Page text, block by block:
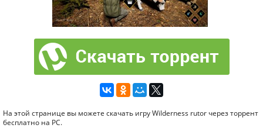
На этой странице вы можете скачать игру Wilderness rutor через торрент
бесплатно на PC.